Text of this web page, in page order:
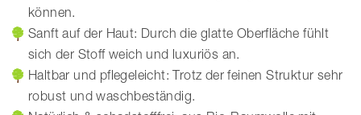
können.
Sanft auf der Haut: Durch die glatte Oberfläche fühlt
sich der Stoff weich und luxuriös an.
Haltbar und pflegeleicht: Trotz der feinen Struktur sehr
robust und waschbeständig.